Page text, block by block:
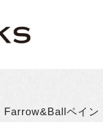
Farrow&Ballペイン